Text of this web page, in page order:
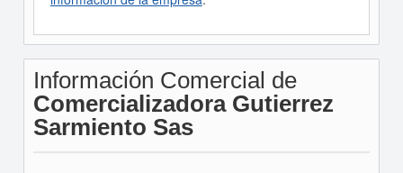
Información Comercial de
Comercializadora Gutierrez
Sarmiento Sas